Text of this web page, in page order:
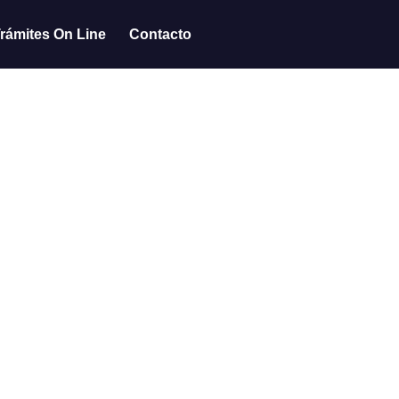
On Line Contacto